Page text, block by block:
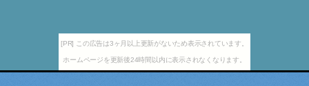
[PR] この広告は3ヶ月以上更新がないため表示されています。
ホームページを更新後24時間以内に表示されなくなります。